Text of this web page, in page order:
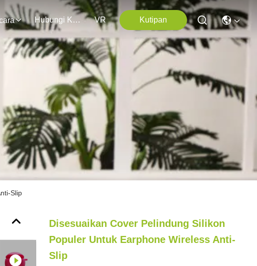
Hubungi Kami VR Kutipan
Slip
Disesuaikan Cover Pelindung Silikon
Populer Untuk Earphone Wireless Anti-
Slip